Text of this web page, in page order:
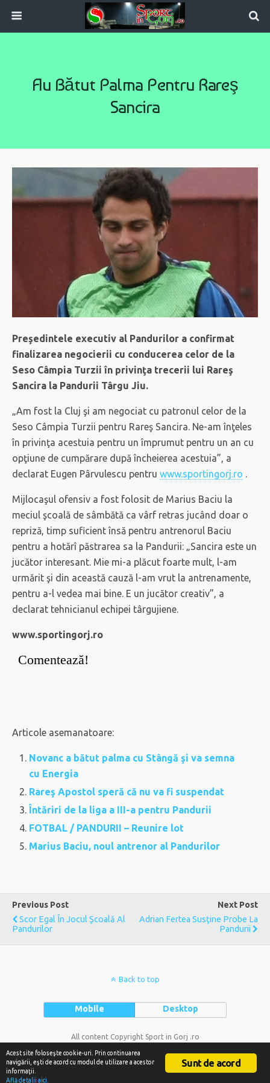
Au Bătut Palma Pentru Rareş
Sancira
Preşedintele executiv al Pandurilor a confirmat
finalizarea negocierii cu conducerea celor de la
Seso Câmpia Turzii în privinţa trecerii lui Rareş
Sancira la Pandurii Târgu Jiu.
„Am fost la Cluj şi am negociat cu patronul celor de la
Seso Câmpia Turzii pentru Rareş Sancira. Ne-am înţeles
în privinţa acestuia pentru un împrumut pentru un an cu
opţiune de cumpărare după încheierea acestuia”, a
declarat Eugen Pârvulescu pentru www.sportingorj.ro
Mijlocaşul ofensiv a fost folosit de Marius Baciu la
meciul şcoală de sâmbătă ca vârf retras jucând doar o
repriză, timp suficient însă pentru antrenorul Baciu
pentru a hotărî păstrarea sa la Pandurii: „Sancira este un
jucător interesant. Mie mi-a plăcut foarte mult, l-am
urmărit şi din această cauză l-am vrut la antrenamente,
pentru a-l vedea mai bine. E un jucător creativ”, a
declarat tehnicianul echipei târgujiene.
www.sportingorj.ro
Comentează!
Articole asemanatoare:
Novanc a bătut palma cu Stângă şi va semna
cu Energia
Rareş Apostol speră că nu va fi suspendat
Întăriri de la liga a III-a pentru Pandurii
FOTBAL / PANDURII – Reunire lot
Marius Baciu, noul antrenor al Pandurilor
Previous Post
Scor Egal În Jocul Şcoală Al
Pandurilor
Next Post
Adrian Fertea Susţine Probe La
Pandurii
Back to top
Mobile Desktop
All content Copyright Sport in Gorj .ro
Sunt de acord
Acest site foloseşte cookie-uri. Prin continuarea
navigării, eşti de acord cu modul de utilizare a acestor
informaţii.
Află detalii aici.